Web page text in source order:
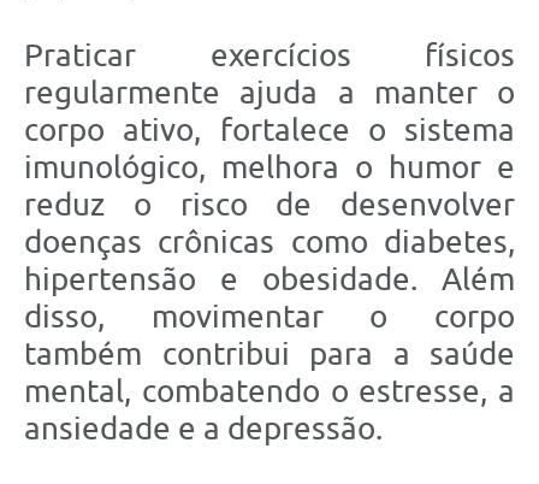
Praticar exercícios físicos
regularmente ajuda a manter o
corpo ativo, fortalece o sistema
imunológico, melhora o humor e
reduz o risco de desenvolver
doenças crônicas como diabetes,
hipertensão e obesidade. Além
disso, movimentar o corpo
também contribui para a saúde
mental, combatendo o estresse, a
ansiedade e a depressão.